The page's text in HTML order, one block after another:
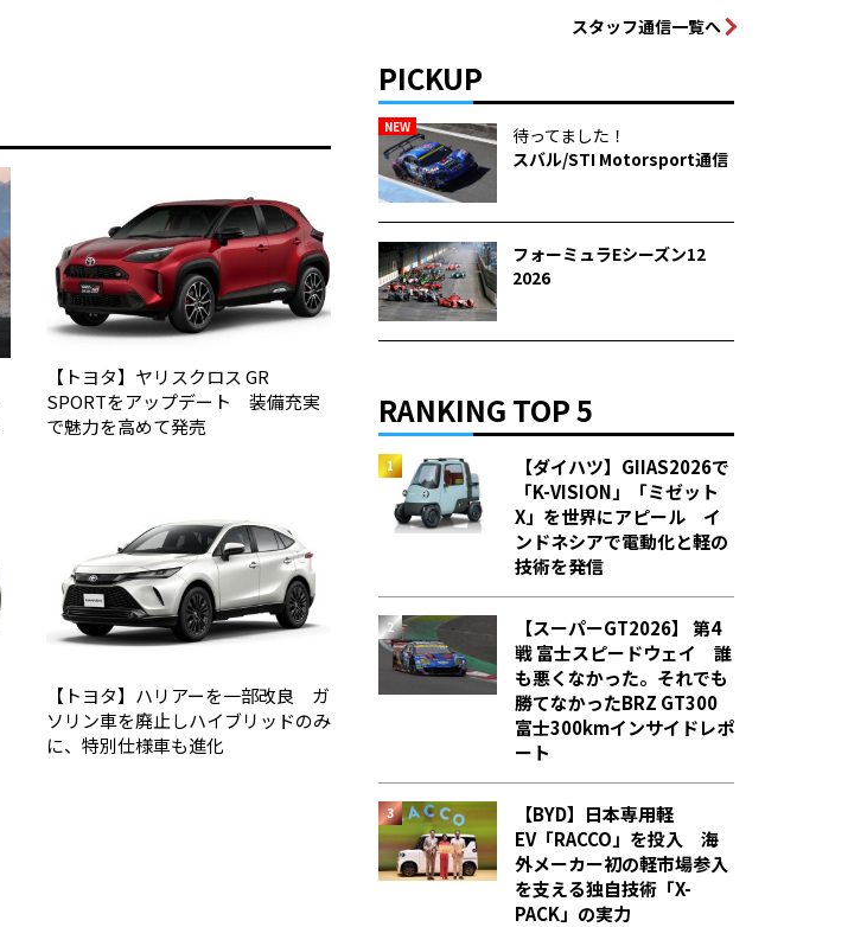
【トヨタ】ヤリスクロス GR
SPORTをアップデート 装備充実
で魅力を高めて発売
【トヨタ】ハリアーを一部改良 ガ
ソリン車を廃止しハイブリッドのみ
に、特別仕様車も進化
スタッフ通信一覧へ
PICKUP
NEW
待ってました！
スバル/STI Motorsport通信
フォーミュラEシーズン12
2026
RANKING TOP 5
【ダイハツ】GIIAS2026で
「K-VISION」「ミゼット
X」を世界にアピール イ
ンドネシアで電動化と軽の
技術を発信
【スーパーGT2026】 第4
戦 富士スピードウェイ 誰
も悪くなかった。それでも
勝てなかった――BRZ GT300
富士300kmインサイドレポ
ート
【BYD】日本専用軽
EV「RACCO」を投入 海
外メーカー初の軽市場参入
を支える独自技術「X-
PACK」の実力